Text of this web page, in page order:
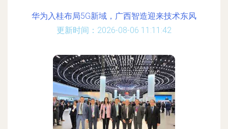
华为入桂布局5G新域，广西智造迎来技术东风
更新时间：2026-08-06 11:11:42